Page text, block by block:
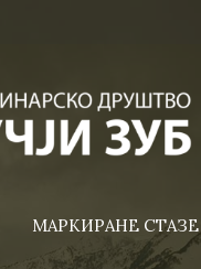
МАРКИРАНЕ СТАЗЕ